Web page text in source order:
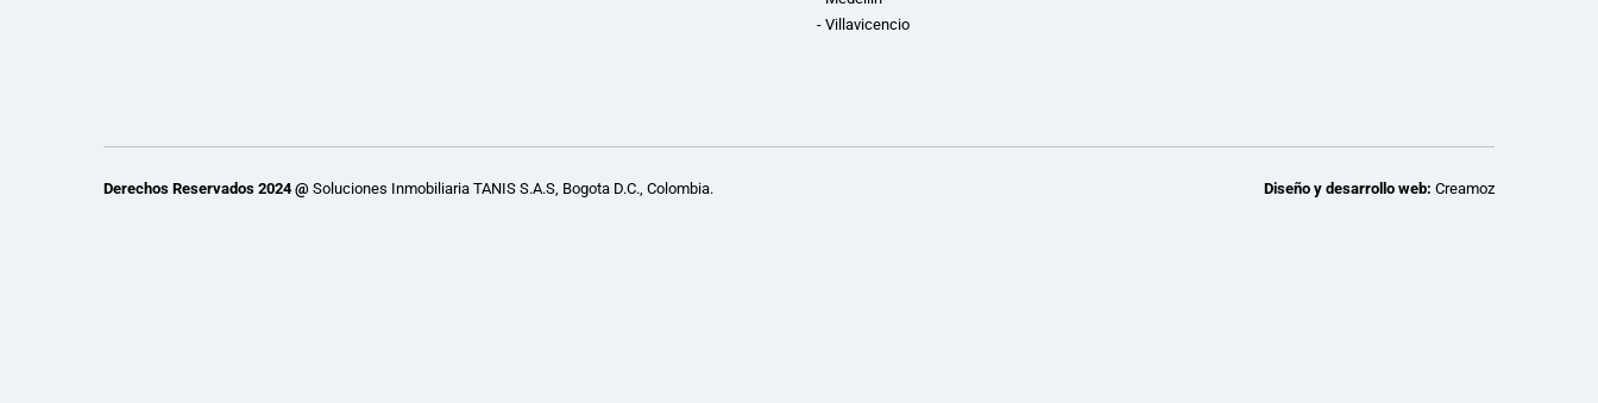
- Villavicencio
Derechos Reservados 2024 @ Soluciones Inmobiliaria TANIS S.A.S, Bogota D.C., Colombia. Diseño y desarrollo web: Creamoz